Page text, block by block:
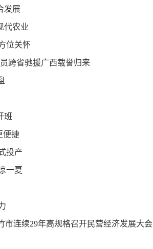
发展
代农业
位关怀
跨省驰援广西载誉归来
班
便捷
投产
一夏
市连续29年高规格召开民营经济发展大会